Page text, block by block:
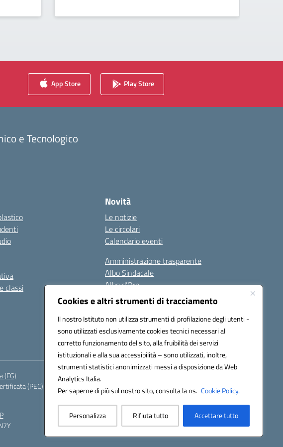
Cookies e altri strumenti di tracciamento
Il nostro Istituto non utilizza strumenti di profilazione degli utenti -
sono utilizzati esclusivamente cookies tecnici necessari al
corretto funzionamento del sito, alla fruibilità dei servizi
istituzionali e alla sua accessibilità – sono utilizzati, inoltre,
strumenti statistici anonimizzati messi a disposizione da Web
Analytics Italia.
Per saperne di più sul nostro sito, consulta la ns. Cookie Policy.
Personalizza Rifiuta tutto Accettare tutto
App Store Play Store
e Tecnologico
classi
Novità
Le notizie
Le circolari
Calendario eventi
Amministrazione trasparente
Albo Sindacale
Albo d’Oro
Sicurezza
Erasmus
Seguici su:
(FG)
(PEC):
fgtd02000p@pec.istruzione.it